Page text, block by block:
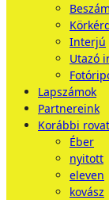
Interjú
Utazó
Lapszámok
Partnereink
Korábbi
Éber
nyitott
eleven
kovász